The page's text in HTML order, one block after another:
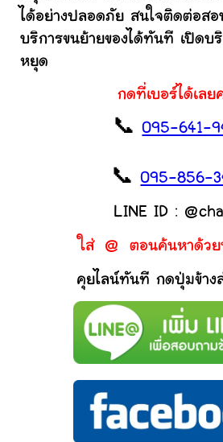
ได้อย่างปลอดภัย สนใจติดต่อสอ
บริการขนย้ายของได้ทันที เปิดบ
หยุด
กดที่เบอร์ได้เลย
📞095-641-
📞095-856-
LINE ID :
ใส่ @ ตอนค้นหาด้ว
คุยไลน์ทันที กดปุ่มข้าง